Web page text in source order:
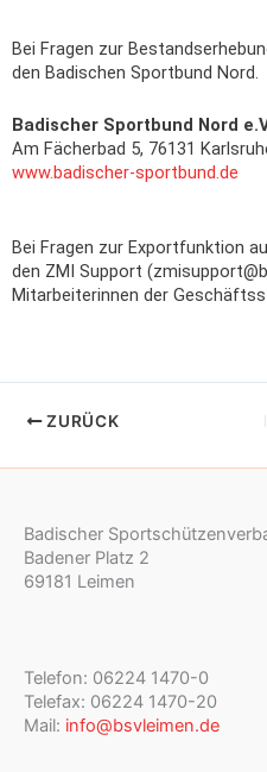
Bei Fragen zur
den Badischen Sportbund Nord.
Badischer Sportbund Nord
Am Fächerbad 5, 76131
www.badischer-sportbund.de
Bei Fragen zur Exportfunktion
den ZMI Support
Mitarbeiterinnen der
ZURÜCK
Badischer
Badener Platz 2
69181 Leimen
Telefon: 06224 1470-0
Telefax: 06224 1470-20
Mail: info@bsvleimen.de